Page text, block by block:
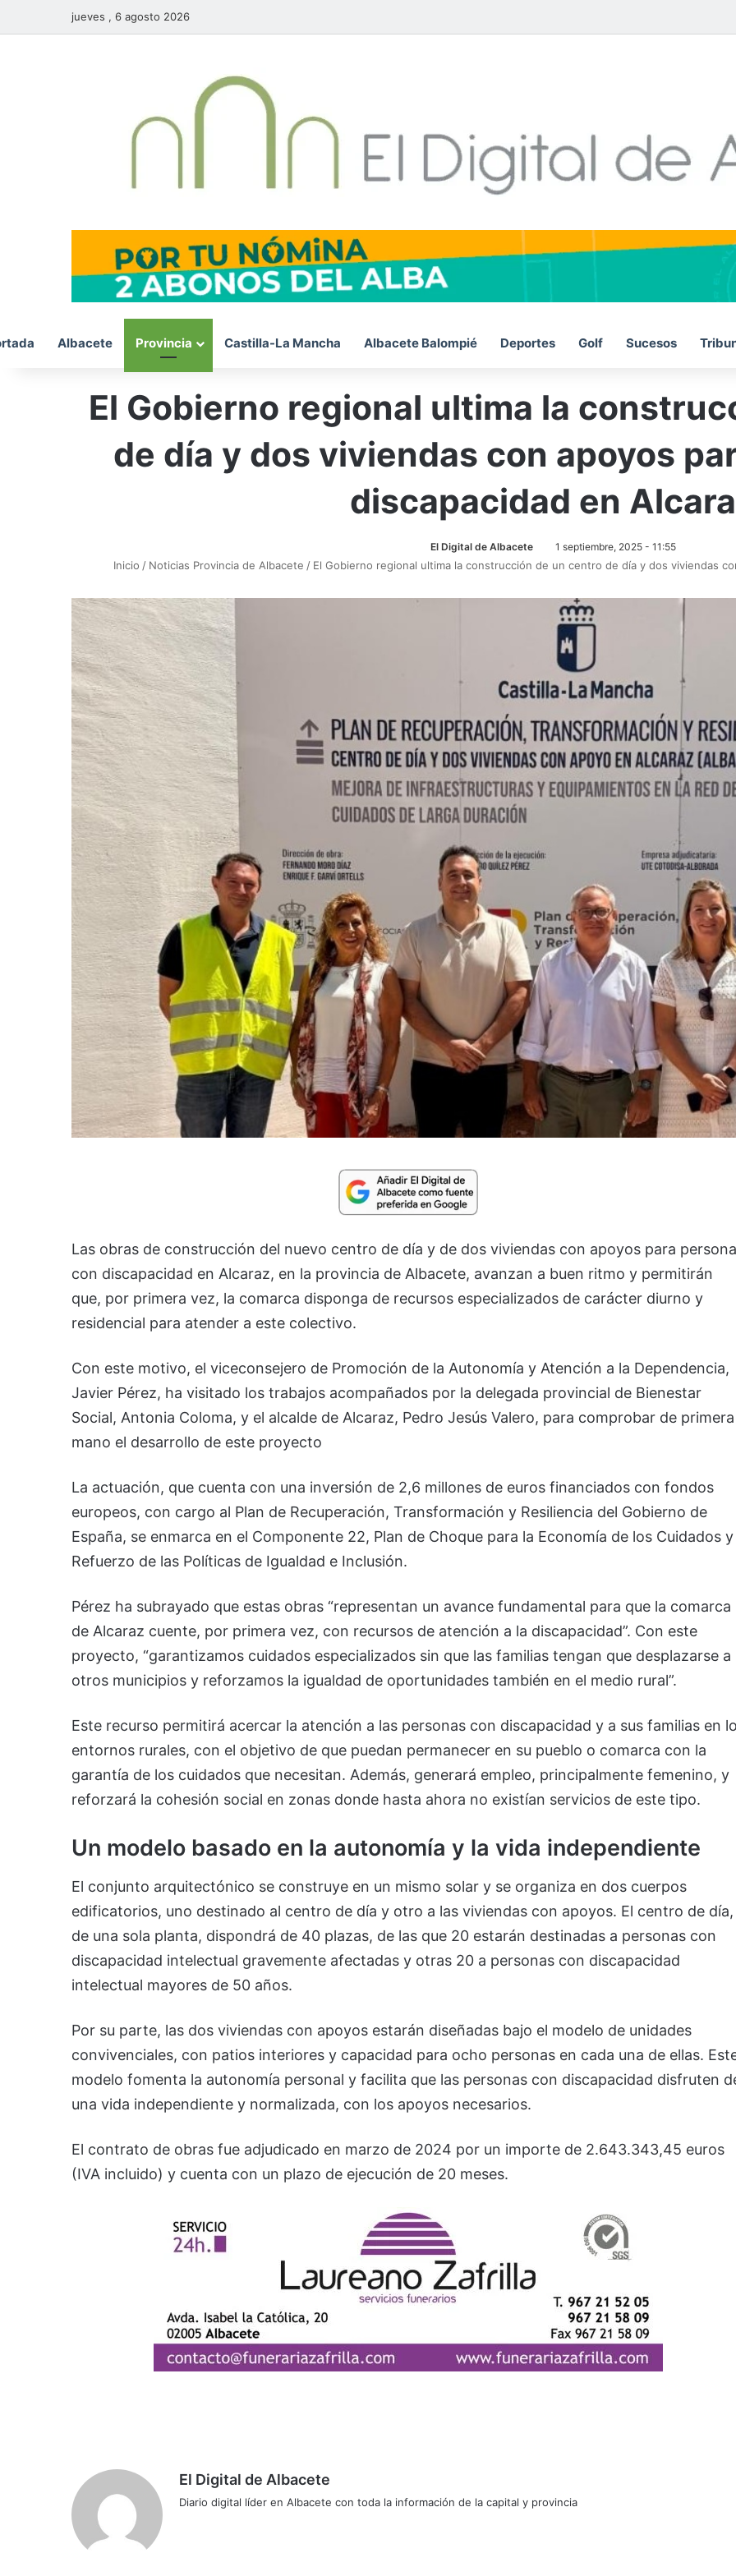
jueves , 6 agosto 2026
Albacete Provincia Castilla-La Mancha Albacete Balompié Deportes Golf Sucesos
El Gobierno regional ultima la
de día y dos viviendas con apoyos
discapacidad en
El Digital de Albacete 1 septiembre, 2025 - 11:55
Inicio / Noticias Provincia de Albacete / El Gobierno regional ultima la construcción de un centro de día y dos viviendas
Las obras de construcción del nuevo centro de día y de dos viviendas con apoyos para
con discapacidad en Alcaraz, en la provincia de Albacete, avanzan a buen ritmo y permitirán
que, por primera vez, la comarca disponga de recursos especializados de carácter diurno y
residencial para atender a este colectivo.
Con este motivo, el viceconsejero de Promoción de la Autonomía y Atención a la Dependencia,
Javier Pérez, ha visitado los trabajos acompañados por la delegada provincial de Bienestar
Social, Antonia Coloma, y el alcalde de Alcaraz, Pedro Jesús Valero, para comprobar de primera
mano el desarrollo de este proyecto
La actuación, que cuenta con una inversión de 2,6 millones de euros financiados con fondos
europeos, con cargo al Plan de Recuperación, Transformación y Resiliencia del Gobierno de
España, se enmarca en el Componente 22, Plan de Choque para la Economía de los Cuidados y
Refuerzo de las Políticas de Igualdad e Inclusión.
Pérez ha subrayado que estas obras “representan un avance fundamental para que la comarca
de Alcaraz cuente, por primera vez, con recursos de atención a la discapacidad”. Con este
proyecto, “garantizamos cuidados especializados sin que las familias tengan que desplazarse a
otros municipios y reforzamos la igualdad de oportunidades también en el medio rural”.
Este recurso permitirá acercar la atención a las personas con discapacidad y a sus familias en
entornos rurales, con el objetivo de que puedan permanecer en su pueblo o comarca con la
garantía de los cuidados que necesitan. Además, generará empleo, principalmente femenino, y
reforzará la cohesión social en zonas donde hasta ahora no existían servicios de este tipo.
Un modelo basado en la autonomía y la vida independiente
El conjunto arquitectónico se construye en un mismo solar y se organiza en dos cuerpos
edificatorios, uno destinado al centro de día y otro a las viviendas con apoyos. El centro de día,
de una sola planta, dispondrá de 40 plazas, de las que 20 estarán destinadas a personas con
discapacidad intelectual gravemente afectadas y otras 20 a personas con discapacidad
intelectual mayores de 50 años.
Por su parte, las dos viviendas con apoyos estarán diseñadas bajo el modelo de unidades
convivenciales, con patios interiores y capacidad para ocho personas en cada una de ellas.
modelo fomenta la autonomía personal y facilita que las personas con discapacidad disfruten
una vida independiente y normalizada, con los apoyos necesarios.
El contrato de obras fue adjudicado en marzo de 2024 por un importe de 2.643.343,45 euros
(IVA incluido) y cuenta con un plazo de ejecución de 20 meses.
El Digital de Albacete
Diario digital líder en Albacete con toda la información de la capital y provincia